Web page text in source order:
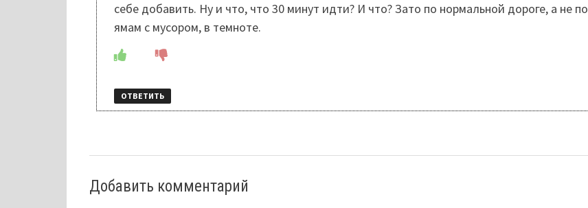
себе добавить. Ну и что, что 30 минут идти? И что? Зато по нормальной дороге, а не по
ямам с мусором, в темноте.
ОТВЕТИТЬ
Добавить комментарий